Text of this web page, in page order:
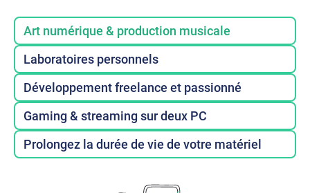
Art numérique & production musicale
Laboratoires personnels
Développement freelance et passionné
Gaming & streaming sur deux PC
Prolongez la durée de vie de votre matériel